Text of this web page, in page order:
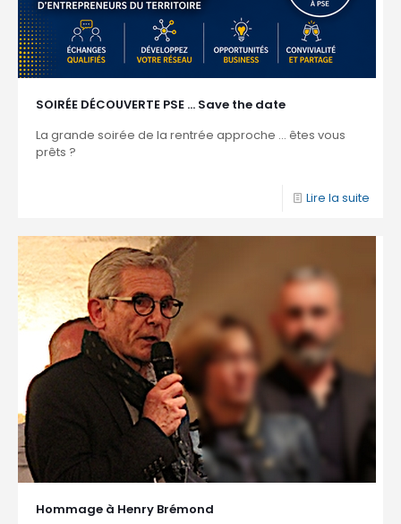
SOIRÉE DÉCOUVERTE PSE … Save the date
La grande soirée de la rentrée approche ... êtes vous
prêts ?
Lire la suite
Hommage à Henry Brémond